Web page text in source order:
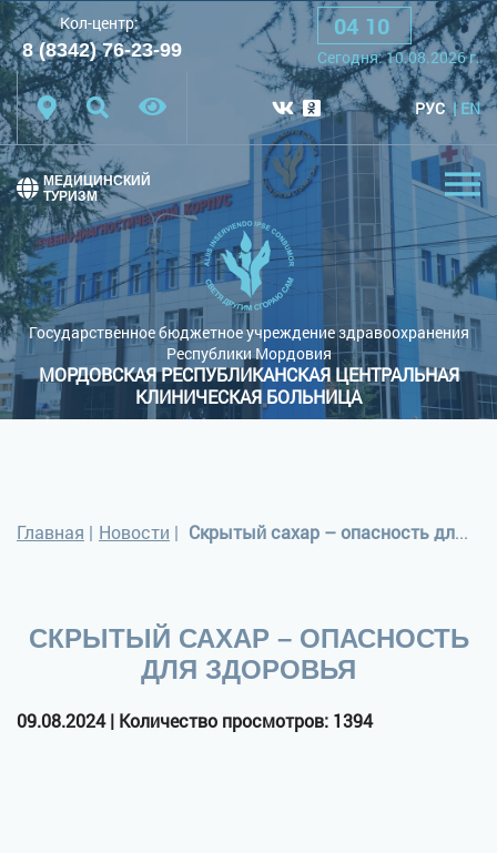
Шрифт: A A A
Цветовая схема: Черная схема
Обычный сайт
Кол-центр:
8 (8342) 76-23-99
04 10
Cегодня:10.08.2026г.
РУС EN
Государственное бюджетное учреждение здравоохранения
Республики Мордовия
МОРДОВСКАЯ РЕСПУБЛИКАНСКАЯ ЦЕНТРАЛЬНАЯ
КЛИНИЧЕСКАЯ БОЛЬНИЦА
МЕДИЦИНСКИЙ
ТУРИЗМ
Главная | Новости | Скрытый сахар – опасность для здоровья
СКРЫТЫЙ САХАР – ОПАСНОСТЬ
ДЛЯ ЗДОРОВЬЯ
09.08.2024 | Количество просмотров: 1394